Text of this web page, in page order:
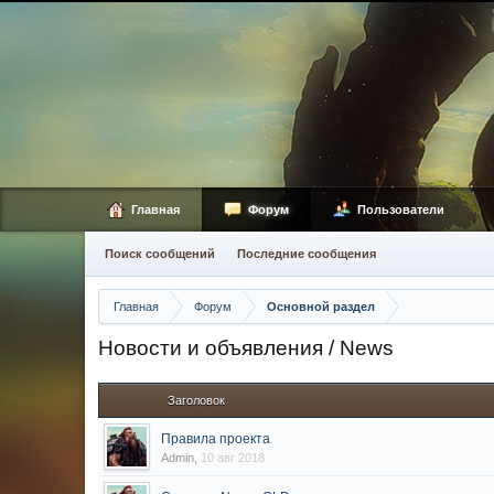
Главная Форум Основной раздел
Новости и объявления / News
Заголовок
Правила проекта
Admin 10 авг 2018
Главная Форум
Поиск сообщений Последние сообщения
Пользователи